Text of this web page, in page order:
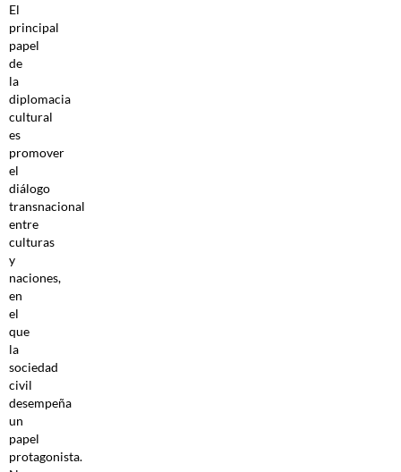
El
principal
papel
de
la
diplomacia
cultural
es
promover
el
diálogo
transnacional
entre
culturas
y
naciones,
en
el
que
la
sociedad
civil
desempeña
un
papel
protagonista.